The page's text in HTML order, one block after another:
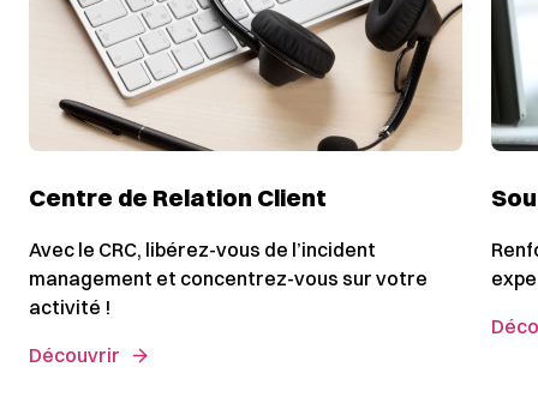
Centre de Relation Client
Avec le CRC, libérez-vous de l’incident
management et concentrez-vous sur votre
activité !
Découvrir